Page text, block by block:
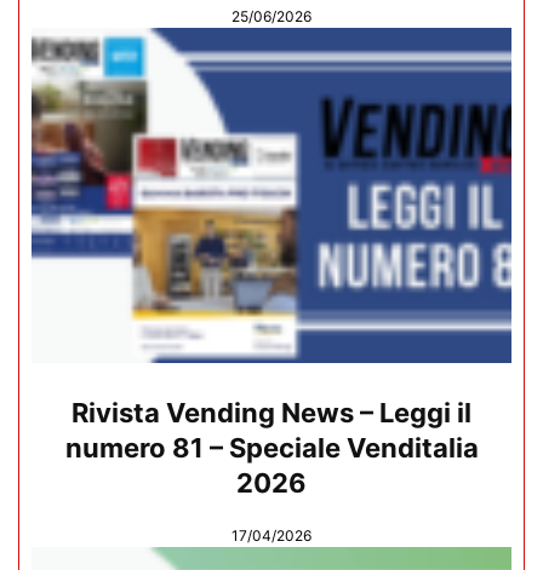
25/06/2026
Rivista Vending News – Leggi il
numero 81 – Speciale Venditalia
2026
17/04/2026